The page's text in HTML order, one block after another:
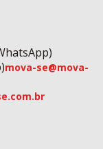
mova-se@mova-